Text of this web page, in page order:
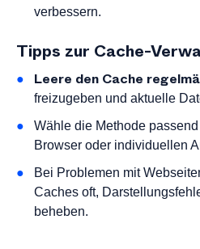
verbessern.
Tipps zur Cache-
Leere den Cache
freizugeben und aktuelle
Wähle die Methode
Browser oder individuellen
Bei Problemen mit
Caches oft,
beheben.